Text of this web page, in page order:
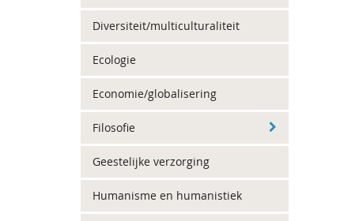
Diversiteit/multiculturaliteit
Ecologie
Economie/globalisering
Filosofie
Geestelijke verzorging
Humanisme en humanistiek